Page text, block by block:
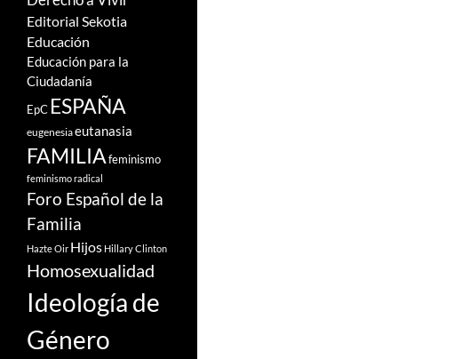
Editorial Sekotia
Educación
Educación para la
Ciudadanía
EpC ESPAÑA
eugenesiaeutanasia
FAMILIAfeminismo
feminismo radical
Foro Español de la
Familia
Hazte Oir Hijos Hillary Clinton
Homosexualidad
Ideología de
Género